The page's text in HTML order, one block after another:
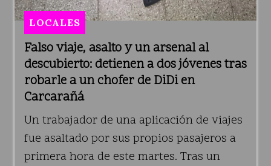
Falso viaje, asalto y un arsenal al
descubierto: detienen a dos jóvenes tras
robarle a un chofer de DiDi en
Carcarañá
LOCALES
Un trabajador de una aplicación de viajes
fue asaltado por sus propios pasajeros a
primera hora de este martes. Tras un